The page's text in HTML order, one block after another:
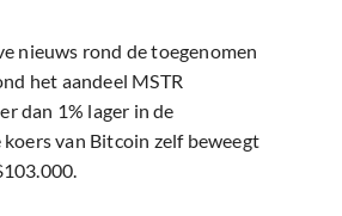
nieuws rond de toegenomen
het aandeel MSTR
dan 1% lager in de
van Bitcoin zelf beweegt